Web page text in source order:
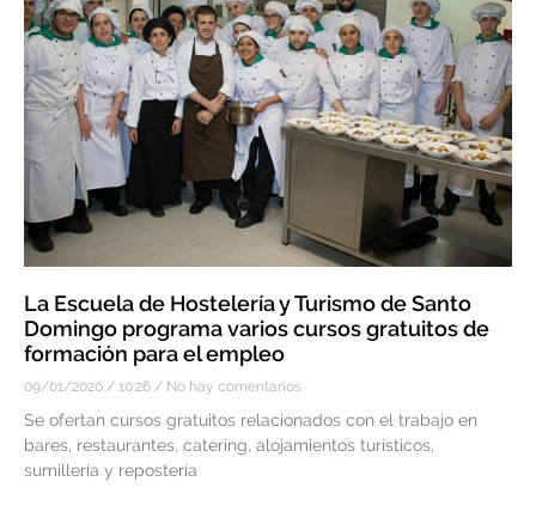
La Escuela de Hostelería y Turismo de Santo
Domingo programa varios cursos gratuitos de
formación para el empleo
09/01/2020 10:26 No hay comentarios
Se ofertan cursos gratuitos relacionados con el trabajo en
bares, restaurantes, catering, alojamientos turísticos,
sumillería y repostería